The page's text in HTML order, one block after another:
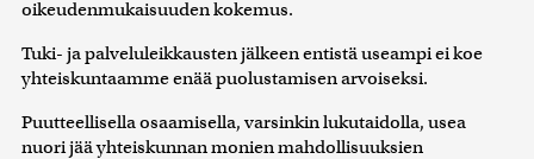
oikeudenmukaisuuden kokemus.
Tuki- ja palveluleikkausten jälkeen entistä useampi ei koe
yhteiskuntaamme enää puolustamisen arvoiseksi.
Puutteellisella osaamisella, varsinkin lukutaidolla, usea
nuori jää yhteiskunnan monien mahdollisuuksien